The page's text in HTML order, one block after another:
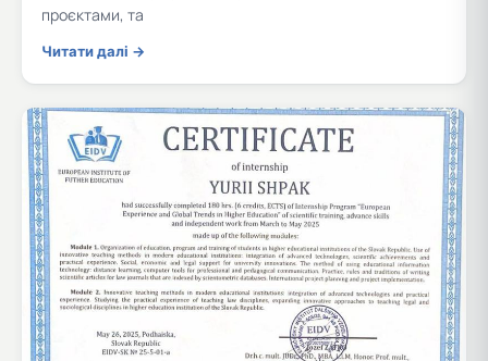
проєктами, та
Читати далі →